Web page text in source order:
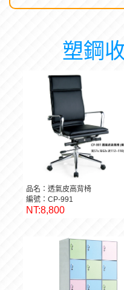
塑鋼
品名：透氣皮高背椅
編號：CP-991
NT:8,800